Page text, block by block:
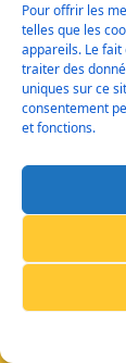
Pour offrir les
telles que les
appareils. Le
traiter des
uniques sur ce
consentement
et fonctions.